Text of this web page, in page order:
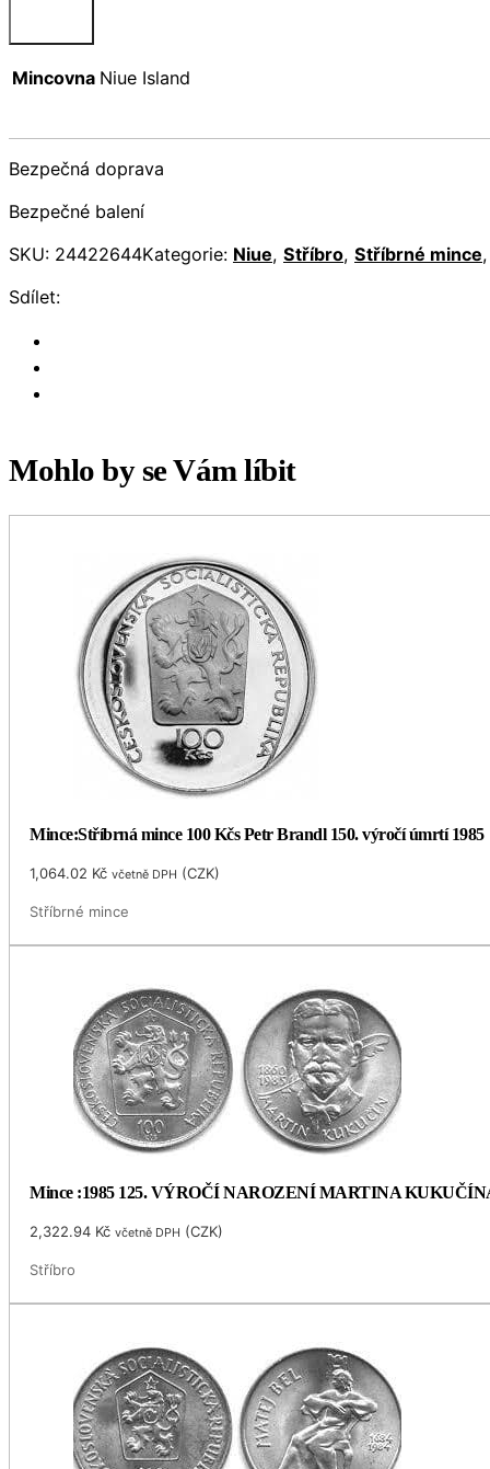
Mincovna Niue Island
Bezpečná doprava
Bezpečné balení
SKU: 24422644Kategorie: Niue, Stříbro, Stříbrné mince
Sdílet:
Mohlo by se Vám líbit
Mince:Stříbrná mince 100 Kčs Petr Brandl 150. výročí úmrtí 1985
1,064.02 Kč včetně DPH (CZK)
Stříbrné mince
Mince :1985 125. VÝROČÍ NAROZENÍ MARTINA
2,322.94 Kč včetně DPH (CZK)
Stříbro